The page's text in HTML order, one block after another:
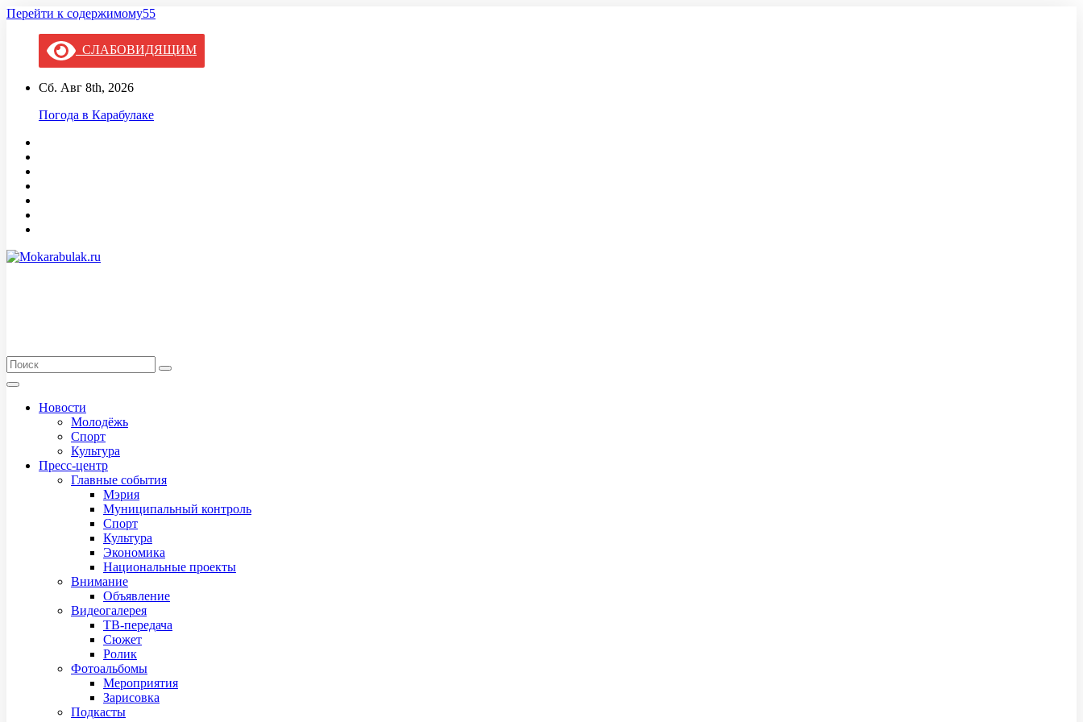
Перейти к содержимому55
СЛАБОВИДЯЩИМ
Сб. Авг 8th, 2026
Погода в Карабулаке
Новости
Молодёжь
Спорт
Культура
Пресс-центр
Главные события
Мэрия
Муниципальный контроль
Спорт
Культура
Экономика
Национальные проекты
Внимание
Объявление
Видеогалерея
ТВ-передача
Сюжет
Ролик
Фотоальбомы
Мероприятия
Зарисовка
Подкасты